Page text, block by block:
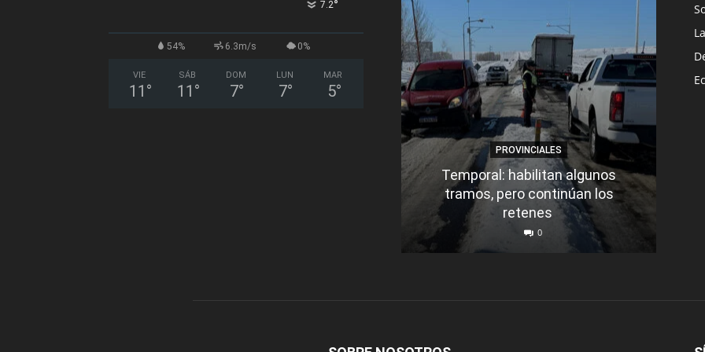
7.2°
54% 6.3m/s 0%
VIE
11 °
SÁB
11 °
DOM
7°
LUN
7°
MAR
5°
PROVINCIALES
Temporal: habilitan algunos
tramos, pero continúan los
retenes
0